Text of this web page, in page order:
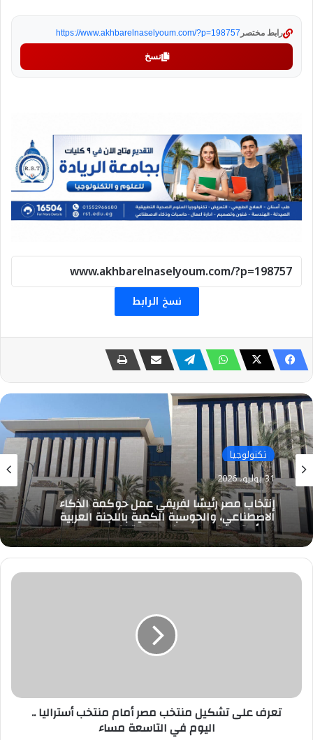
رابط مختصر https://www.akhbarelnaselyoum.com/?p=198757
نسخ
نسخ الرابط
تكنولوجيا
31 يوليو، 2026
إنتخاب مصر رئيسًا لفريقي عمل حوكمة الذكاء
الاصطناعي، والحوسبة الكمية باللجنة العربية
الدائمة للذكاء الاصطناعي والتكنولوجيات
تعرف
..
تعرف على تشكيل منتخب مصر أمام منتخب أستراليا ..
اليوم في التاسعة مساء